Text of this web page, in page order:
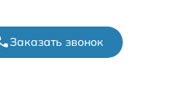
Заказать звонок